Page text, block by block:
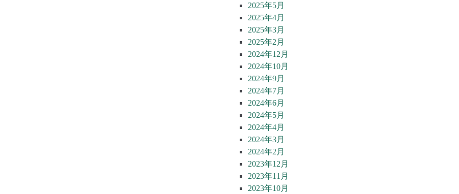
2025年5月
2025年4月
2025年3月
2025年2月
2024年12月
2024年10月
2024年9月
2024年7月
2024年6月
2024年5月
2024年4月
2024年3月
2024年2月
2023年12月
2023年11月
2023年10月